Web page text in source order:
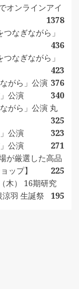
オンラインアイ
1378
なぎながら」
436
なぎながら」
423
がら」公演 376
公演
340
がら」公演 丸
325
公演
323
公演
271
が厳選した高品
ップ】
225
木） 16期研究
羽 生誕祭
195